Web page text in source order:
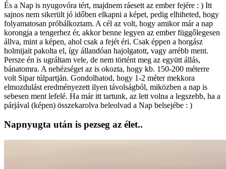
És a Nap is nyugovóra tért, majdnem ráesett az ember fejére : ) Itt
sajnos nem sikerült jó időben elkapni a képet, pedig elhiheted, hogy
folyamatosan próbálkoztam. A cél az volt, hogy amikor már a nap
korongja a tengerhez ér, akkor benne legyen az ember függőlegesen
állva, mint a képen, ahol csak a fejét éri. Csak éppen a horgász
holmijait pakolta el, így állandóan hajolgatott, vagy arrébb ment.
Persze én is ugráltam vele, de nem történt meg az együtt állás,
bánatomra. A nehézséget az is okozta, hogy kb. 150-200 méterre
volt Sipar túlpartján. Gondolhatod, hogy 1-2 méter mekkora
elmozdulást eredményezett ilyen távolságból, miközben a nap is
sebesen ment lefelé. Ha már itt tartunk, az lett volna a legszebb, ha a
párjával (képen) összekarolva beleolvad a Nap belsejébe : )
Napnyugta után is pezseg az élet..